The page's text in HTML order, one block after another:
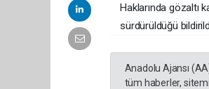
Haklarında gözaltı
sürdürüldüğü
Anadolu Ajansı
tüm haberler,